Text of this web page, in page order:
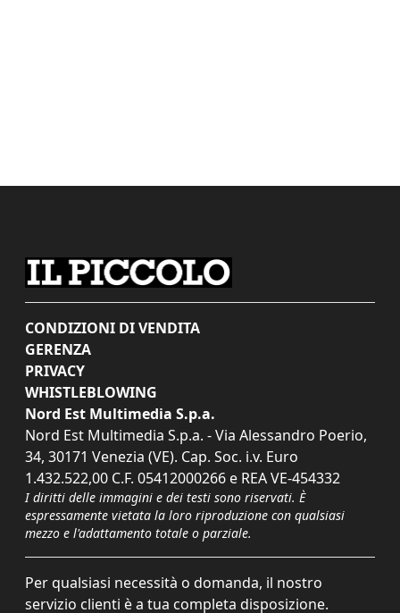
CONDIZIONI DI VENDITA
GERENZA
PRIVACY
WHISTLEBLOWING
Nord Est Multimedia S.p.a.
Nord Est Multimedia S.p.a. - Via Alessandro Poerio,
34, 30171 Venezia (VE). Cap. Soc. i.v. Euro
1.432.522,00 C.F. 05412000266 e REA VE-454332
I diritti delle immagini e dei testi sono riservati. È
espressamente vietata la loro riproduzione con qualsiasi
mezzo e l'adattamento totale o parziale.
Per qualsiasi necessità o domanda, il nostro
servizio clienti è a tua completa disposizione.